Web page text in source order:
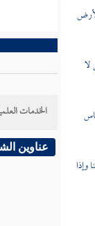
وإذا
الخدمات
عناوين